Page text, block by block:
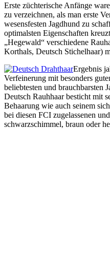
Erste züchterische Anfänge
zu verzeichnen, als man erste
wesensfesten Jagdhund zu
optimalsten Eigenschaften
„Hegewald“ verschiedene
Korthals, Deutsch Stichelhaar)
Ergebnis
Verfeinerung mit besonders
beliebtesten und brauchbarsten
Deutsch Rauhhaar besticht mit
Behaarung wie auch seinem
bei diesen FCI zugelassenen
schwarzschimmel, braun oder